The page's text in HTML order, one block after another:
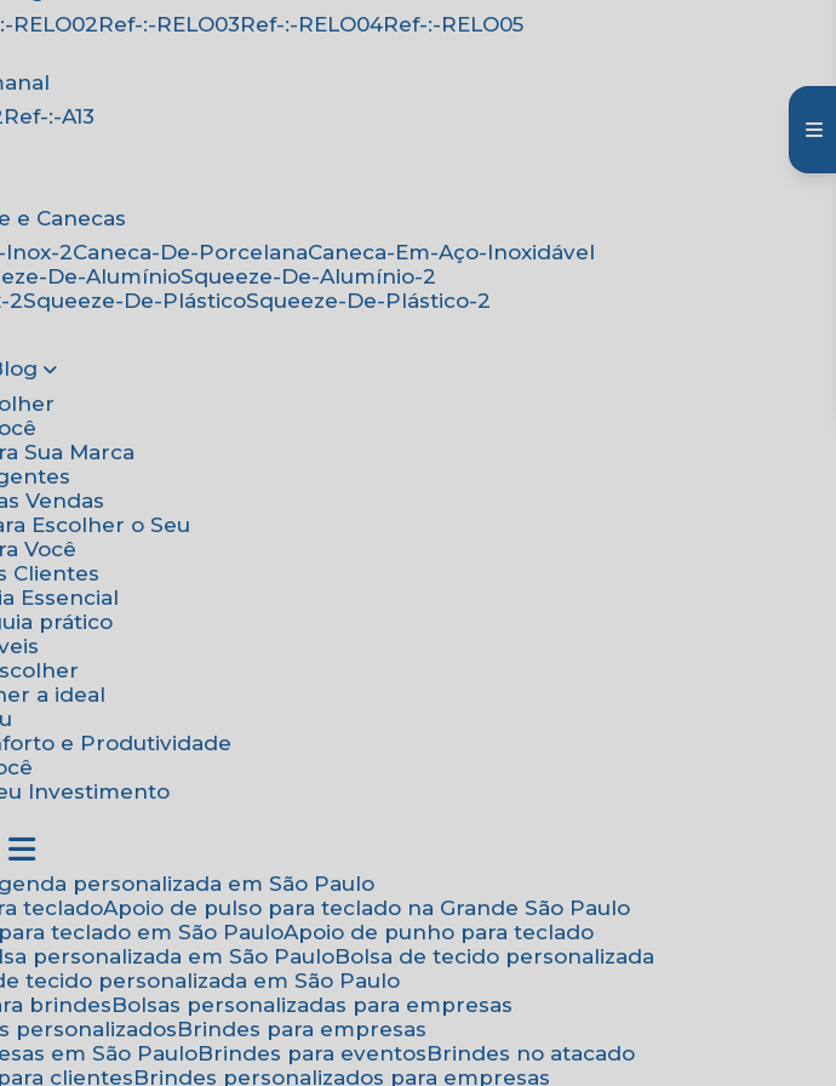
:-RELO02 Ref-:-RELO03 Ref-:-RELO04
Ref-:-RELO05
Ref-:-A13
e Canecas
Inox-2 Caneca-De-Porcelana
Caneca-Em-Aço-Inoxidável
De-Alumínio
Squeeze-De-Alumínio-2
2 Squeeze-De-Plástico Squeeze-De-Plástico-2
Blog
Sua Marca
Vendas
Escolher o Seu
Você
Clientes
Essencial
prático
a ideal
e Produtividade
Investimento
personalizada em São Paulo
teclado Apoio de pulso para teclado na Grande São Paulo
teclado em São Paulo Apoio de punho para teclado
personalizada em São Paulo
Bolsa de tecido personalizada
de tecido personalizada em São Paulo
brindes
Bolsas personalizadas para empresas
personalizados
Brindes para empresas
em São Paulo Brindes para eventos
Brindes no atacado
clientes
Brindes personalizados para empresas